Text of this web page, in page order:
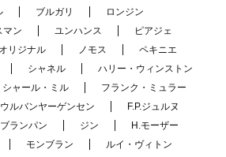
ブルガリ
ロンジン
マン
ユンハンス
ピアジェ
リジナル
ノモス
ペキニエ
シャネル
ハリー・ウィンストン
シャール・ミル
フランク・ミュラー
ウルバンヤーゲンセン
F.P.ジュルヌ
ブランパン ジン
H.モーザー
モンブラン
ルイ・ヴィトン